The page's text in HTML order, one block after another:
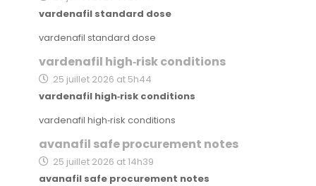
vardenafil standard dose
vardenafil standard dose
vardenafil high‑risk conditions
25 juillet 2026 at 5h44
vardenafil high‑risk conditions
vardenafil high‑risk conditions
avanafil safe procurement notes
25 juillet 2026 at 14h39
avanafil safe procurement notes